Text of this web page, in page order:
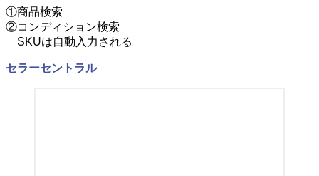
①商品検索
②コンディション検索
SKUは自動入力される
セラーセントラル